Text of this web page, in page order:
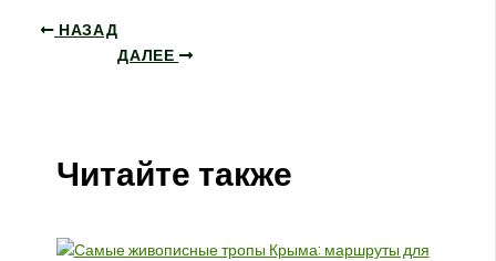
НАЗАД
ДАЛЕЕ
Читайте также